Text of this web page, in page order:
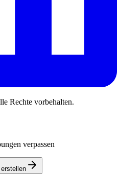
Rechte vorbehalten.
verpassen